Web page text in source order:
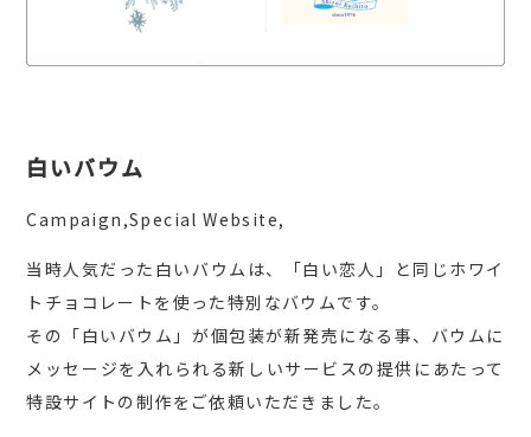
白いバウム
Campaign,Special Website,
当時人気だった白いバウムは、「白い恋人」と同じホワイ
トチョコレートを使った特別なバウムです。
その「白いバウム」が個包装が新発売になる事、バウムに
メッセージを入れられる新しいサービスの提供にあたって
特設サイトの制作をご依頼いただきました。